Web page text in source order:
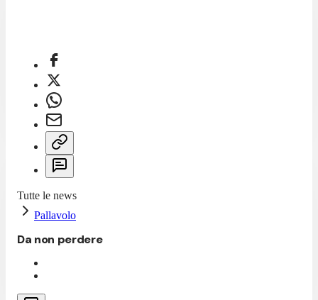
Tutte le news
Pallavolo
Da non perdere